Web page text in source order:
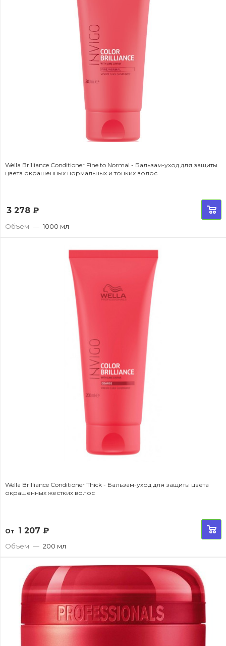
Wella Brilliance Conditioner Fine to Normal - Бальзам-уход для защиты
цвета окрашенных нормальных и тонких волос
3 278 ₽
Объем — 1000 мл
Wella Brilliance Conditioner Thick - Бальзам-уход для защиты цвета
окрашенных жестких волос
От 1 207 ₽
Объем — 200 мл